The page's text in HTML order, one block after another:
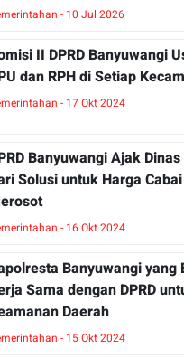
- 10 Jul 2026
II DPRD Banyuwangi
dan RPH di Setiap
- 17 Okt 2024
Banyuwangi Ajak
Solusi untuk Harga
- 16 Okt 2024
Banyuwangi yang
Sama dengan DPRD
Daerah
- 15 Okt 2024